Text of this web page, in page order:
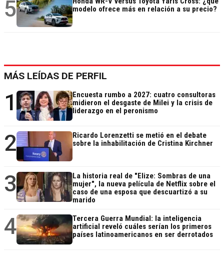
5
modelo ofrece más en relación a su precio?
MÁS LEÍDAS DE PERFIL
1
Encuesta rumbo a 2027: cuatro consultoras
midieron el desgaste de Milei y la crisis de
liderazgo en el peronismo
2
Ricardo Lorenzetti se metió en el debate
sobre la inhabilitación de Cristina Kirchner
3
La historia real de "Elize: Sombras de una
mujer", la nueva película de Netflix sobre el
caso de una esposa que descuartizó a su
marido
4
Tercera Guerra Mundial: la inteligencia
artificial reveló cuáles serían los primeros
países latinoamericanos en ser derrotados